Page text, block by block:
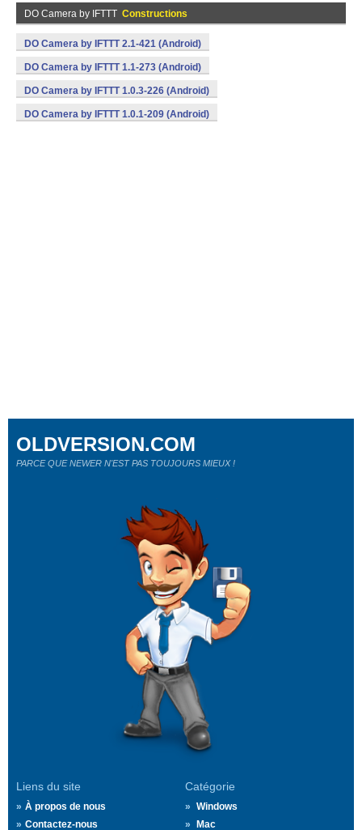
DO Camera by IFTTT Constructions
DO Camera by IFTTT 2.1-421 (Android)
DO Camera by IFTTT 1.1-273 (Android)
DO Camera by IFTTT 1.0.3-226 (Android)
DO Camera by IFTTT 1.0.1-209 (Android)
Liens du site
À propos de nous
Contactez-nous
Catégorie
Windows
Mac
OLDVERSION.COM
PARCE QUE NEWER N'EST PAS TOUJOURS MIEUX !